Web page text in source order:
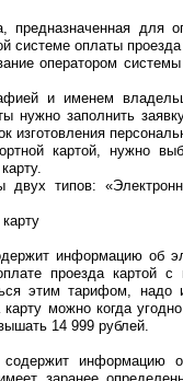
предназначенная для
системе оплаты
оператором
и именем
нужно заполнить
картой, нужно
двух типов:
информацию об
проезда картой
этим тарифом,
можно когда
14 999 рублей.
информацию